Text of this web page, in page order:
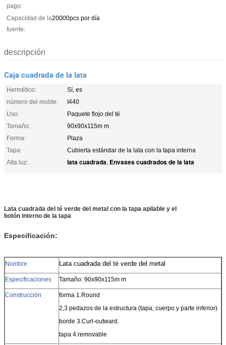
pago:
Capacidad de la
fuente:
20000pcs por día
descripción
Caja cuadrada de la lata
Hermético:
Sí, es
número del molde:
I440
Uso:
Paquete flojo del té
Tamaño:
90x90x115m m
Forma:
Plaza
Tapa:
Cubierta estándar de la lata con la tapa interna
Alta luz:
lata cuadrada, Envases cuadrados de la lata
Lata cuadrada del té verde del metal con la tapa apilable y el
botón interno de la tapa
Especificación:
Nombre Lata cuadrada del té verde del metal
Especificaciones Tamaño: 90x90x115m m
Construcción
forma 1.Round
2,3 pedazos de la estructura (tapa, cuerpo y parte inferior)
borde 3.Curl-outward.
tapa 4.removable